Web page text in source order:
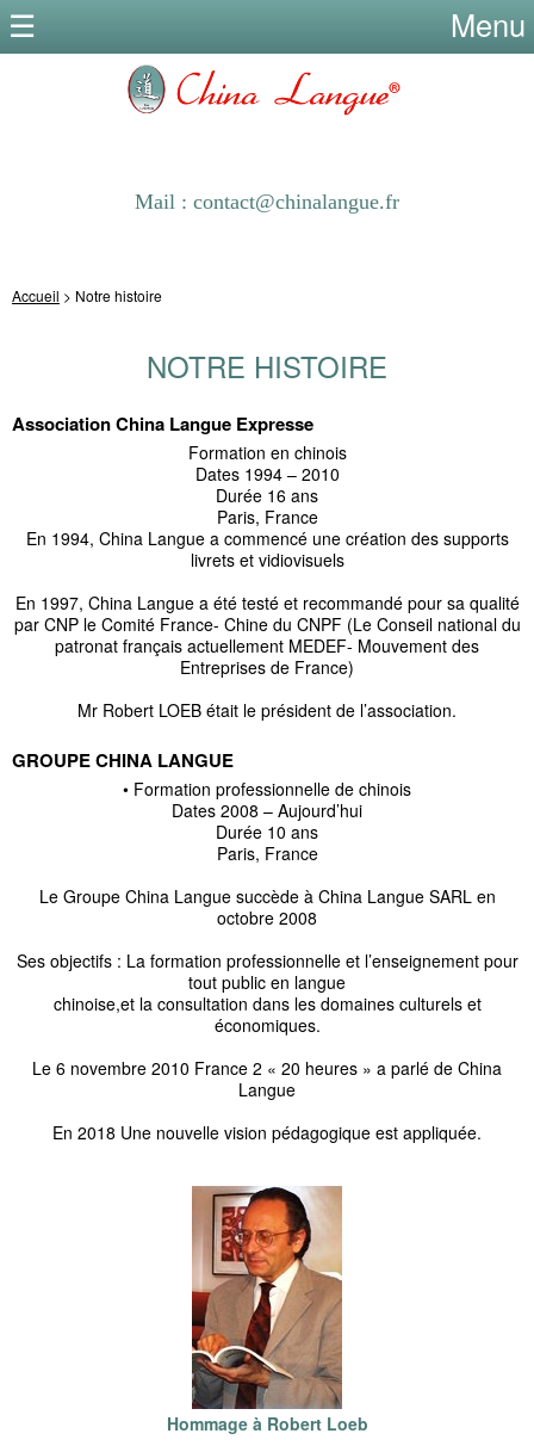
Mail : contact@chinalangue.fr
Menu
Accueil > Notre histoire
NOTRE HISTOIRE
Association China Langue Expresse
Formation en chinois
Dates 1994 – 2010
Durée 16 ans
Paris, France
En 1994, China Langue a commencé une création des supports
livrets et vidiovisuels
En 1997, China Langue a été testé et recommandé pour sa qualité
par CNP le Comité France- Chine du CNPF (Le Conseil national du
patronat français actuellement MEDEF- Mouvement des
Entreprises de France)
Mr Robert LOEB était le président de l’association.
GROUPE CHINA LANGUE
• Formation professionnelle de chinois
Dates 2008 – Aujourd’hui
Durée 10 ans
Paris, France
Le Groupe China Langue succède à China Langue SARL en
octobre 2008
Ses objectifs : La formation professionnelle et l’enseignement pour
tout public en langue
chinoise,et la consultation dans les domaines culturels et
économiques.
Le 6 novembre 2010 France 2 « 20 heures » a parlé de China
Langue
En 2018 Une nouvelle vision pédagogique est appliquée.
Hommage à Robert Loeb